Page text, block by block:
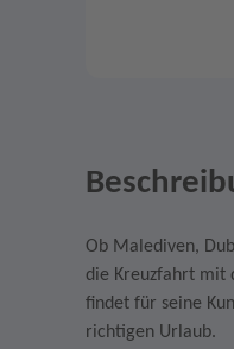
Ob Malediven,
die Kreuzfahrt mit
findet für seine
richtigen Urlaub.